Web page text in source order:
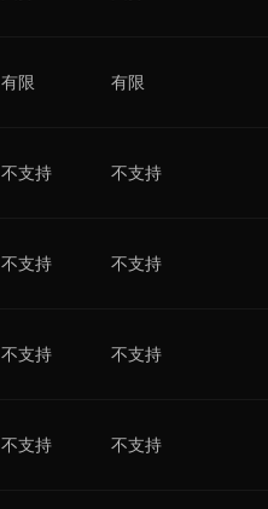
有限 有限
不支持 不支持
不支持 不支持
不支持 不支持
不支持 不支持